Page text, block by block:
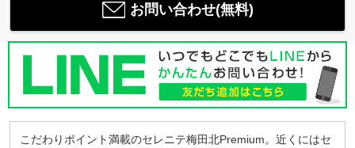
お問い合わせ(無料)
こだわりポイント満載のセレニテ梅田北Premium。近くにはセ